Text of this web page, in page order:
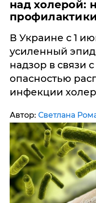
над холерой:
профилактики
В Украине с 1
усиленный
надзор в связи
опасностью
инфекции
Автор: Светлана